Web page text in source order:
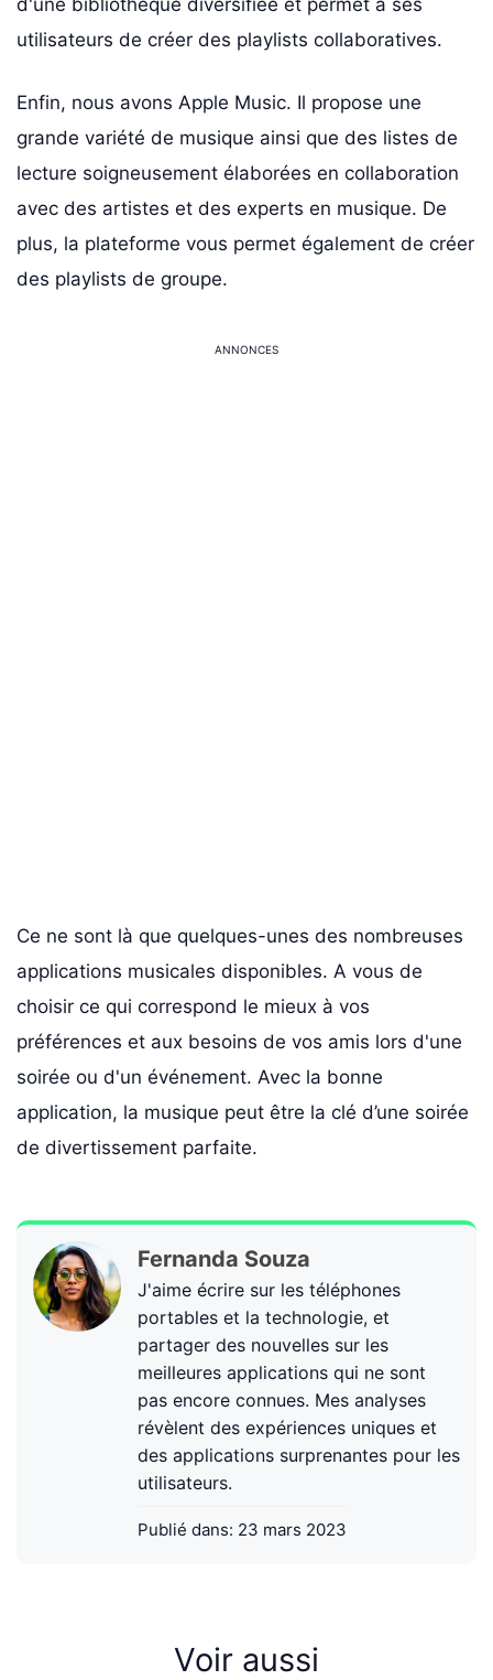
utilisateurs de créer des playlists collaboratives.
Enfin, nous avons Apple Music. Il propose une
grande variété de musique ainsi que des listes de
lecture soigneusement élaborées en collaboration
avec des artistes et des experts en musique. De
plus, la plateforme vous permet également de créer
des playlists de groupe.
ANNONCES
Ce ne sont là que quelques-unes des nombreuses
applications musicales disponibles. A vous de
choisir ce qui correspond le mieux à vos
préférences et aux besoins de vos amis lors d'une
soirée ou d'un événement. Avec la bonne
application, la musique peut être la clé d’une soirée
de divertissement parfaite.
Fernanda Souza
J'aime écrire sur les téléphones
portables et la technologie, et
partager des nouvelles sur les
meilleures applications qui ne sont
pas encore connues. Mes analyses
révèlent des expériences uniques et
des applications surprenantes pour les
utilisateurs.
Publié dans: 23 mars 2023
Voir aussi